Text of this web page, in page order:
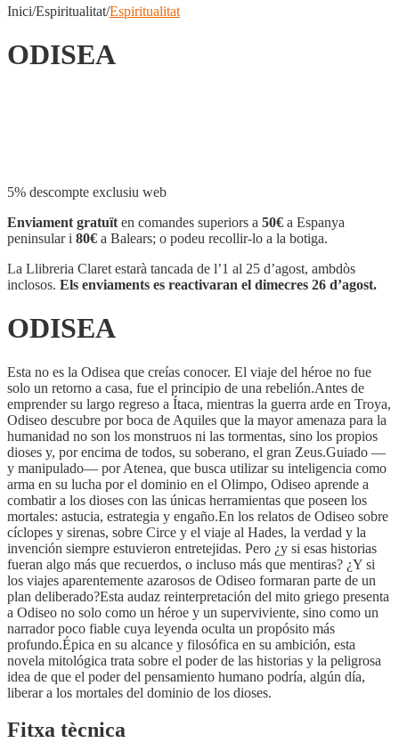
Inici/Espiritualitat/Espiritualitat
ODISEA
5% descompte exclusiu web
Enviament gratuït en comandes superiors a 50€ a Espanya
peninsular i 80€ a Balears; o podeu recollir-lo a la botiga.
La Llibreria Claret estarà tancada de l’1 al 25 d’agost, ambdòs
inclosos. Els enviaments es reactivaran el dimecres 26 d’agost.
ODISEA
Esta no es la Odisea que creías conocer. El viaje del héroe no fue
solo un retorno a casa, fue el principio de una rebelión.Antes de
emprender su largo regreso a Ítaca, mientras la guerra arde en Troya,
Odiseo descubre por boca de Aquiles que la mayor amenaza para la
humanidad no son los monstruos ni las tormentas, sino los propios
dioses y, por encima de todos, su soberano, el gran Zeus.Guiado —
y manipulado— por Atenea, que busca utilizar su inteligencia como
arma en su lucha por el dominio en el Olimpo, Odiseo aprende a
combatir a los dioses con las únicas herramientas que poseen los
mortales: astucia, estrategia y engaño.En los relatos de Odiseo sobre
cíclopes y sirenas, sobre Circe y el viaje al Hades, la verdad y la
invención siempre estuvieron entretejidas. Pero ¿y si esas historias
fueran algo más que recuerdos, o incluso más que mentiras? ¿Y si
los viajes aparentemente azarosos de Odiseo formaran parte de un
plan deliberado?Esta audaz reinterpretación del mito griego presenta
a Odiseo no solo como un héroe y un superviviente, sino como un
narrador poco fiable cuya leyenda oculta un propósito más
profundo.Épica en su alcance y filosófica en su ambición, esta
novela mitológica trata sobre el poder de las historias y la peligrosa
idea de que el poder del pensamiento humano podría, algún día,
liberar a los mortales del dominio de los dioses.
Fitxa tècnica